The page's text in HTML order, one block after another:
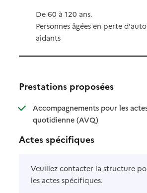
De 60 à 120 ans.
Personnes âgées en perte
aidants
Prestations proposées
Accompagnements pour les
quotidienne (AVQ): disponible
: non disponible
Actes spécifiques
Veuillez contacter la structure
les actes spécifiques.